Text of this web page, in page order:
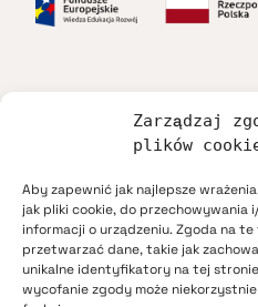
Zarządzaj
plików
Aby zapewnić jak najlepsze
jak pliki cookie, do przechowywania
informacji o urządzeniu. Zgoda na
przetwarzać dane, takie jak
unikalne identyfikatory na tej
wycofanie zgody może
Dostępność
Regulamin
Polityka prywatności